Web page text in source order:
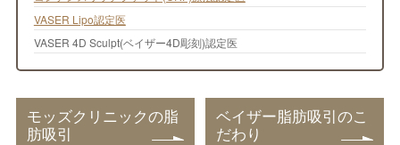
VASER Lipo認定医
VASER 4D Sculpt(ベイザー4D彫刻)認定医
モッズクリニックの脂
肪吸引
ベイザー脂肪吸引のこ
だわり